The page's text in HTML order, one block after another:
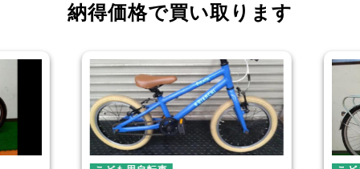
納得価格で買い取ります